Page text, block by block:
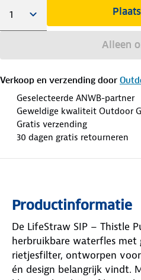
Alleen
Verkoop en verzending door
Geselecteerde ANWB-partner
Geweldige kwaliteit Outdoor
Gratis verzending
30 dagen gratis retourneren
Productinformatie
De LifeStraw SIP – Thistle
herbruikbare waterfles met
rietjesfilter, ontworpen
én design belangrijk vindt.